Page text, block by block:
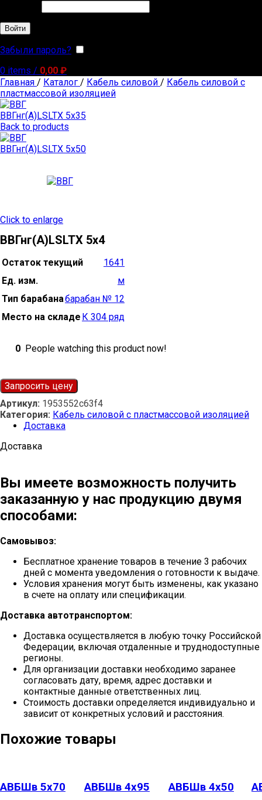
Войти
Забыли пароль?
0 items / 0,00 ₽
Главная / Каталог / Кабель силовой / Кабель силовой с
пластмассовой изоляцией
ВВГнг(А)LSLTX 5х35
Back to products
ВВГнг(А)LSLTX 5х50
Click to enlarge
ВВГнг(А)LSLTX 5х4
Остаток текущий
1641
Ед. изм.
м
Тип барабанабарабан № 12
Место на складе К 304 ряд
0 People watching this product now!
Запросить цену
Артикул: 1953552c63f4
Категория: Кабель силовой с пластмассовой изоляцией
Доставка
Доставка
Вы имеете возможность получить
заказанную у нас продукцию двумя
способами:
Самовывоз:
Бесплатное хранение товаров в течение 3 рабочих
дней с момента уведомления о готовности к выдаче.
Условия хранения могут быть изменены, как указано
в счете на оплату или спецификации.
Доставка автотранспортом:
Доставка осуществляется в любую точку Российской
Федерации, включая отдаленные и труднодоступные
регионы.
Для организации доставки необходимо заранее
согласовать дату, время, адрес доставки и
контактные данные ответственных лиц.
Стоимость доставки определяется индивидуально и
зависит от конкретных условий и расстояния.
Похожие товары
АВБШв 5х70 АВБШв 4х95 АВБШв 4х50